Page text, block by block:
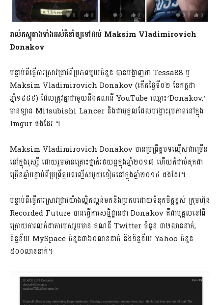
រាល់ភស្តុតាងទាំងអស់គឺនាំឲ្យទៅដល់ Maksim Vladimirovich
Donakov
បន្ទាប់ពីធ្វើការស្រាវជ្រាវពីប្រភពមួយចំនួន បានបង្ហាញថា Tessa88 ឬ
Maksim Vladimirovich Donakov (កើតថ្ងៃទី០២ ខែកក្កដា
ឆ្នាំ១៩៨៩) ដែលត្រូវគ្នាជាមួយនឹងគណនី YouTube ឈ្មោះ’Donakov,’
មានឡាន Mitsubishi Lancer និងជាបុគ្គលដែលបង្ហោះរូបភាពនៅក្នុង
Imgur ផងដែរ ។
Maksim Vladimirovich Donakov បានប្រព្រឹត្តបទល្មើសជាច្រើន
នៅក្នុងរុស្សី ដោយរួមមានគ្រោះថ្នាក់រថយន្តក្នុងឆ្នាំ២០១៧ ហើយក៏ជាប់គុកជា
ច្រើនឆ្នាំបន្ទាប់ពីប្រព្រឹត្តបទល្មើសមួយទៀតនៅក្នុងឆ្នាំ២០១៤ ផងដែរ។
បន្ទាប់ពីធ្វើការស្រាវជ្រាវយ៉ាងល្អិតល្អន់មកនិងប្រកបដោយទំនុកចិត្តខ្ពស់ ក្រុមហ៊ុន
Recorded Future បានធ្វើការសន្និដ្ឋានថា Donakov គឺជាបុគ្គលនៅពី
ក្រោយការលក់ដាតាបេសរួមមាន គណនី Twitter ចំនួន ៣២លាននាក់,
ទិន្នន័យ MySpace ចំនួន៣៦០លាននាក់ និងទិន្នន័យ Yahoo ចំនួន
៥០០លាននាក់។